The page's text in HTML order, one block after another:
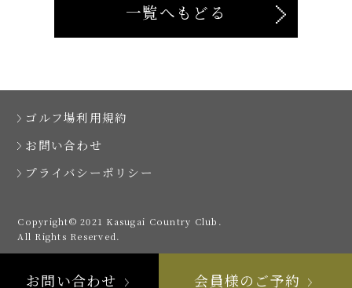
一覧へもどる
ゴルフ場利用規約
お問い合わせ
プライバシーポリシー
Copyright© 2021 Kasugai Country Club.
All Rights Reserved.
お問い合わせ 会員様のご予約